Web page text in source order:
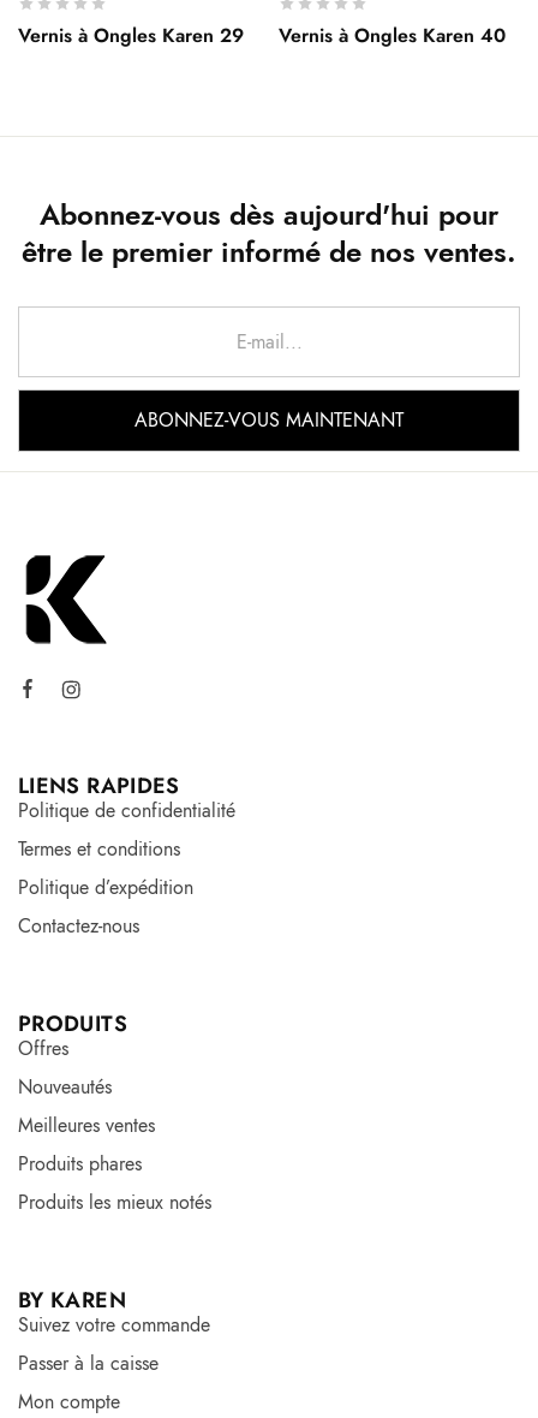
Vernis à Ongles Karen 29 Vernis à Ongles Karen 40
Abonnez-vous dès aujourd'hui pour
être le premier informé de nos ventes.
LIENS RAPIDES
Politique de confidentialité
Termes et conditions
Politique d’expédition
Contactez-nous
PRODUITS
Offres
Nouveautés
Meilleures ventes
Produits phares
Produits les mieux notés
BY KAREN
Suivez votre commande
Passer à la caisse
Mon compte